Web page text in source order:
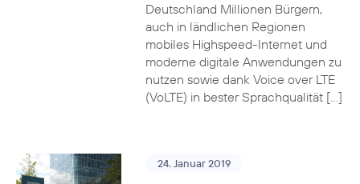
Deutschland Millionen Bürgern,
auch in ländlichen Regionen
mobiles Highspeed-Internet und
moderne digitale Anwendungen zu
nutzen sowie dank Voice over LTE
(VoLTE) in bester Sprachqualität […]
24. Januar 2019